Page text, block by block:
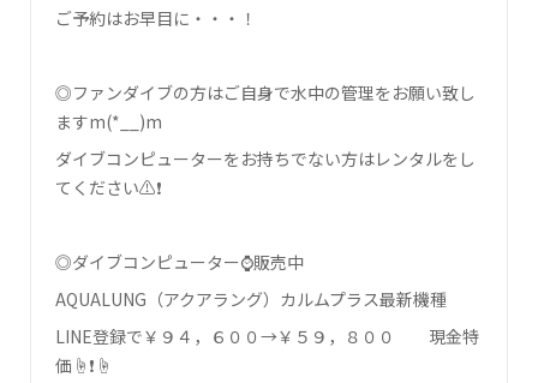
ご予約はお早目に・・・！
◎ファンダイブの方はご自身で水中の管理をお願い致し
ます‍m(*__)m
ダイブコンピューターをお持ちでない方はレンタルをし
てください⚠❗
◎ダイブコンピューター⌚販売中
AQUALUNG（アクアラング）カルムプラス最新機種
LINE登録で￥９４，６００→￥５９，８００ 現金特
価☝❗☝